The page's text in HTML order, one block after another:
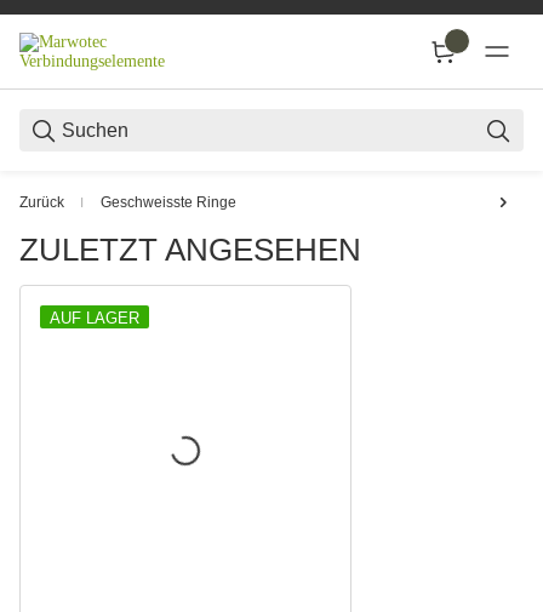
Zurück Geschweisste Ringe
ZULETZT ANGESEHEN
AUF LAGER